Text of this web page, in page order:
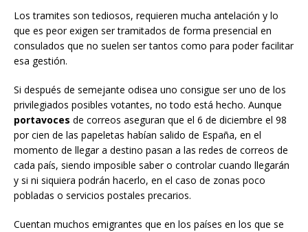
Los tramites son tediosos, requieren mucha antelación y lo
que es peor exigen ser tramitados de forma presencial en
consulados que no suelen ser tantos como para poder facilitar
esa gestión.
Si después de semejante odisea uno consigue ser uno de los
privilegiados posibles votantes, no todo está hecho. Aunque
portavoces de correos aseguran que el 6 de diciembre el 98
por cien de las papeletas habían salido de España, en el
momento de llegar a destino pasan a las redes de correos de
cada país, siendo imposible saber o controlar cuando llegarán
y si ni siquiera podrán hacerlo, en el caso de zonas poco
pobladas o servicios postales precarios.
Cuentan muchos emigrantes que en los países en los que se